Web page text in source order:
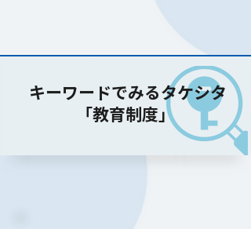
​ キーワードでみるタケシタ
​「教育制度」